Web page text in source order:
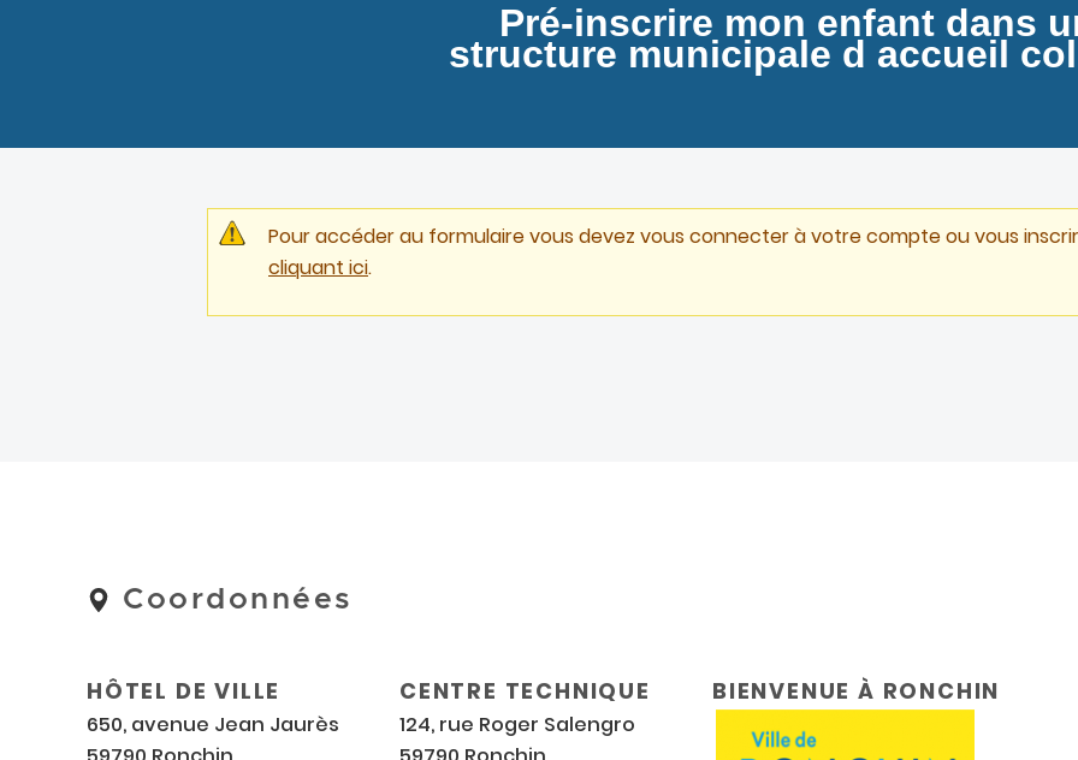
Pré-inscrire mon enfant dans
structure municipale d accueil
Pour accéder au formulaire vous devez vous connecter à votre compte ou vous
cliquant ici.
Coordonnées
Coordonnées
horaires
HÔTEL DE VILLE
650, avenue Jean Jaurès
CENTRE TECHNIQUE
124, rue Roger Salengro
BIENVENUE À RONCHIN